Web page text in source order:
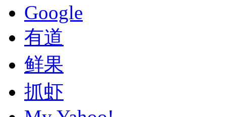
Google
有道
鲜果
抓虾